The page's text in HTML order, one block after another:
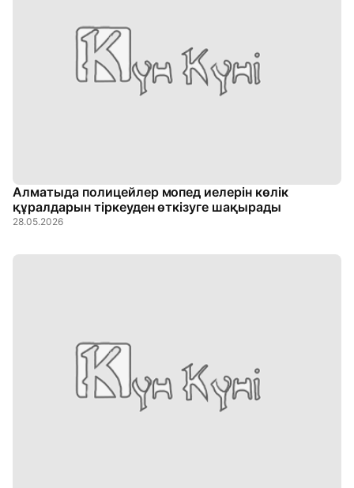
Алматыда полицейлер мопед иелерін көлік
құралдарын тіркеуден өткізуге шақырады
28.05.2026